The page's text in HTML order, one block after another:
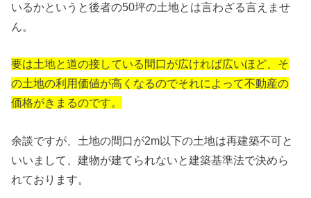
いるかというと後者の50坪の土地とは言わざる言えませ
ん。
要は土地と道の接している間口が広ければ広いほど、そ
の土地の利用価値が高くなるのでそれによって不動産の
価格がきまるのです。
余談ですが、土地の間口が2m以下の土地は再建築不可と
いいまして、建物が建てられないと建築基準法で決めら
れております。